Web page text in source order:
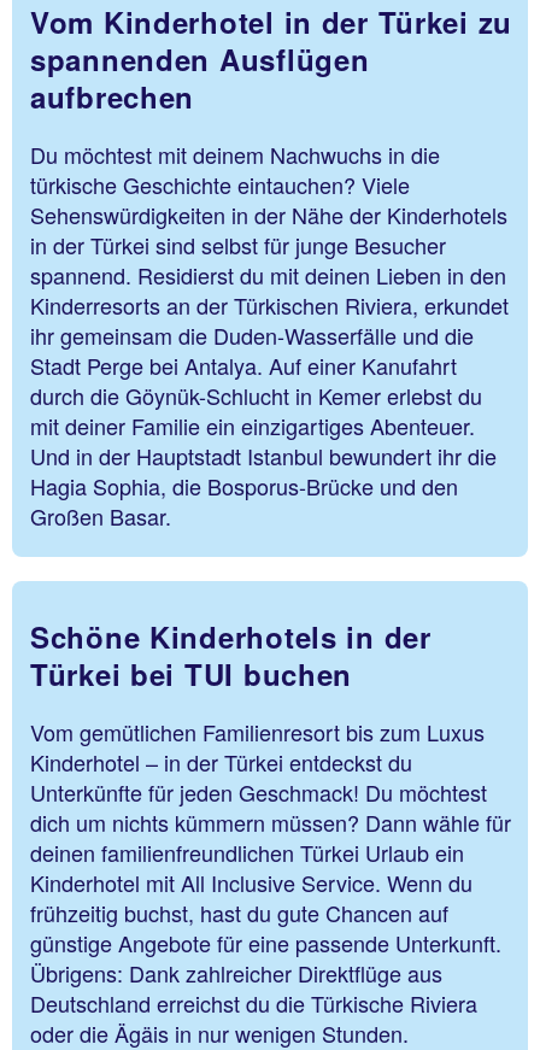
Vom Kinderhotel in der Türkei zu
spannenden Ausflügen
aufbrechen
Du möchtest mit deinem Nachwuchs in die
türkische Geschichte eintauchen? Viele
Sehenswürdigkeiten in der Nähe der Kinderhotels
in der Türkei sind selbst für junge Besucher
spannend. Residierst du mit deinen Lieben in den
Kinderresorts an der Türkischen Riviera, erkundet
ihr gemeinsam die Duden-Wasserfälle und die
Stadt Perge bei Antalya. Auf einer Kanufahrt
durch die Göynük-Schlucht in Kemer erlebst du
mit deiner Familie ein einzigartiges Abenteuer.
Und in der Hauptstadt Istanbul bewundert ihr die
Hagia Sophia, die Bosporus-Brücke und den
Großen Basar.
Schöne Kinderhotels in der
Türkei bei TUI buchen
Vom gemütlichen Familienresort bis zum Luxus
Kinderhotel – in der Türkei entdeckst du
Unterkünfte für jeden Geschmack! Du möchtest
dich um nichts kümmern müssen? Dann wähle für
deinen familienfreundlichen Türkei Urlaub ein
Kinderhotel mit All Inclusive Service. Wenn du
frühzeitig buchst, hast du gute Chancen auf
günstige Angebote für eine passende Unterkunft.
Übrigens: Dank zahlreicher Direktflüge aus
Deutschland erreichst du die Türkische Riviera
oder die Ägäis in nur wenigen Stunden.